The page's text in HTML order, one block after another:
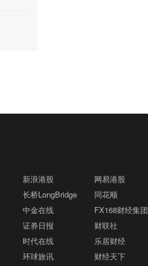
新浪港股 网易港股
长桥LongBridge 同花顺
中金在线 FX168财经集团
证券日报 财联社
时代在线 乐居财经
环球旅讯 财经天下